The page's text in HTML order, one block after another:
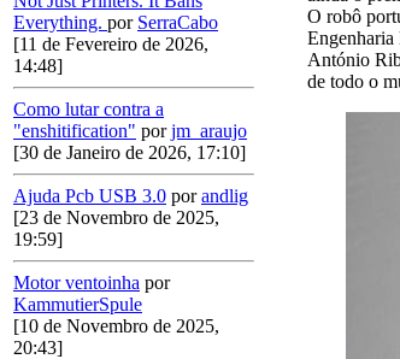
Everything. por SerraCabo
[11 de Fevereiro de 2026,
14:48]
Como lutar contra a
"enshitification" porjm_araujo
[30 de Janeiro de 2026, 17:10]
Ajuda Pcb USB 3.0 porandlig
[23 de Novembro de 2025,
19:59]
Motor ventoinha por
KammutierSpule
[10 de Novembro de 2025,
20:43]
O robô
Engenharia
António
de todo o